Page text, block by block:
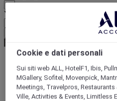
Valuta
Homepage
Offerte hub
Fino al 10% di sconto per i
Cookie e dati personali
Sui siti web ALL, HotelF1, Ibis,
MGallery, Sofitel, Movenpick,
Meetings, Travelpros,
Ville, Activities & Events, Limitless